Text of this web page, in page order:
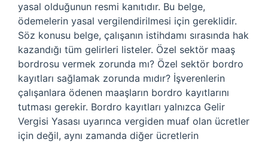
yasal olduğunun resmi kanıtıdır. Bu belge,
ödemelerin yasal vergilendirilmesi için gereklidir.
Söz konusu belge, çalışanın istihdamı sırasında hak
kazandığı tüm gelirleri listeler. Özel sektör maaş
bordrosu vermek zorunda mı? Özel sektör bordro
kayıtları sağlamak zorunda mıdır? İşverenlerin
çalışanlara ödenen maaşların bordro kayıtlarını
tutması gerekir. Bordro kayıtları yalnızca Gelir
Vergisi Yasası uyarınca vergiden muaf olan ücretler
için değil, aynı zamanda diğer ücretlerin